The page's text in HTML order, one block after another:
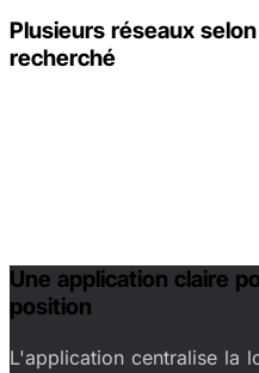
Plusieurs réseaux
recherché
Une application claire
position
L'application centralise la